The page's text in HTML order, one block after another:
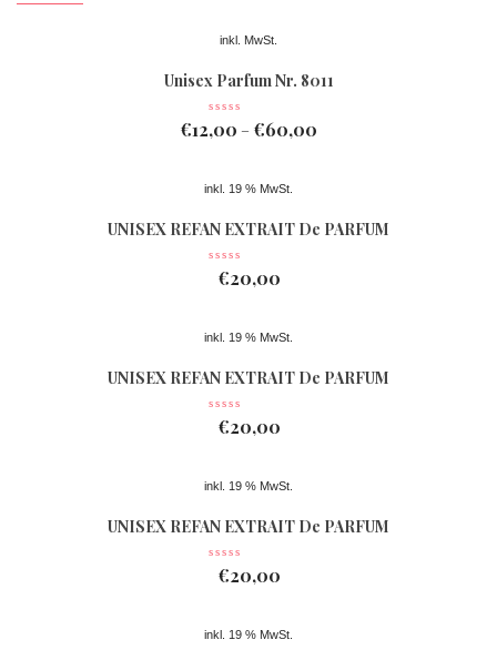
inkl. MwSt.
Unisex Parfum Nr. 8011
€12,00 – €60,00
inkl. 19 % MwSt.
UNISEX REFAN EXTRAIT De PARFUM
Nr 078
€20,00
inkl. 19 % MwSt.
UNISEX REFAN EXTRAIT De PARFUM
Nr 077
€20,00
inkl. 19 % MwSt.
UNISEX REFAN EXTRAIT De PARFUM
Nr 361
€20,00
inkl. 19 % MwSt.